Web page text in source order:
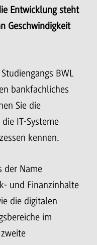
Entwicklung steht
Geschwindigkeit
BWL
bankfachliches
Sie die
IT-Systeme
kennen.
der Name
und Finanzinhalte
die digitalen
im